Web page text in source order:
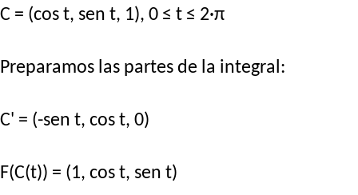
C = (cos t, sen t, 1), 0 ≤ t ≤ 2·π
Preparamos las partes de la integral:
C' = (-sen t, cos t, 0)
F(C(t)) = (1, cos t, sen t)